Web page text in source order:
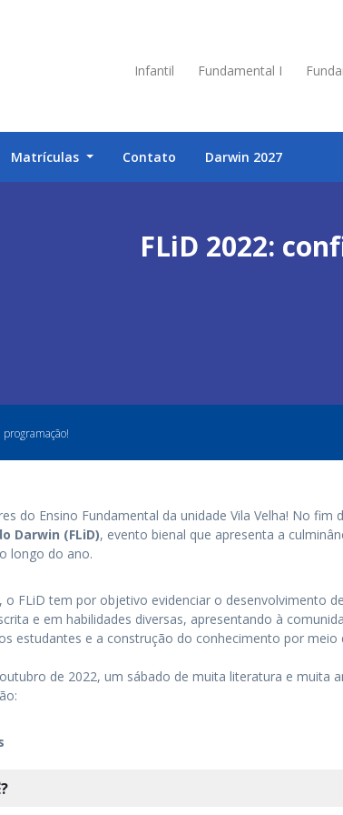
Infantil Fundamental I
Matrículas Contato Darwin 2027
FLiD 2022:
do Ensino Fundamental da unidade Vila Velha! No fim
Darwin (FLiD), evento bienal que apresenta a
longo do ano.
o FLiD tem por objetivo evidenciar o desenvolvimento
e em habilidades diversas, apresentando à
estudantes e a construção do conhecimento por meio
de 2022, um sábado de muita literatura e muita